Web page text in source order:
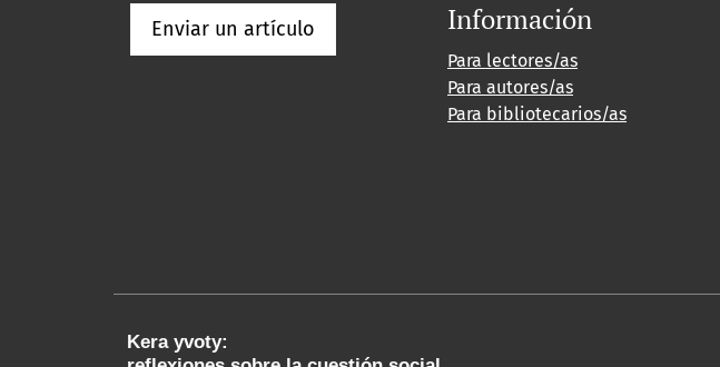
Enviar un artículo Información
Para lectores/as
Para autores/as
Para bibliotecarios/as
Kera yvoty: